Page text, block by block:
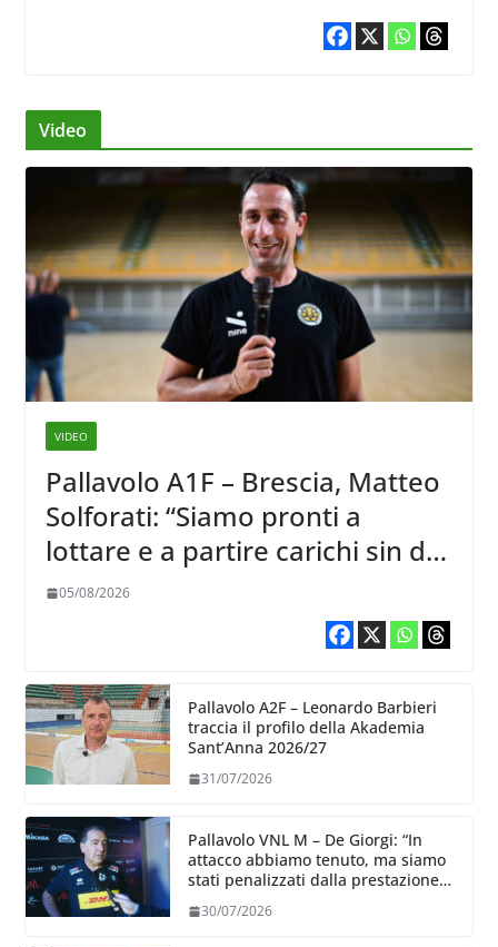
Video
VIDEO
Pallavolo A1F – Brescia, Matteo
Solforati: “Siamo pronti a
lottare e a partire carichi sin dal
primo giorno”
05/08/2026
Pallavolo A2F – Leonardo Barbieri
traccia il profilo della Akademia
Sant’Anna 2026/27
31/07/2026
Pallavolo VNL M – De Giorgi: “In
attacco abbiamo tenuto, ma siamo
stati penalizzati dalla prestazione
30/07/2026